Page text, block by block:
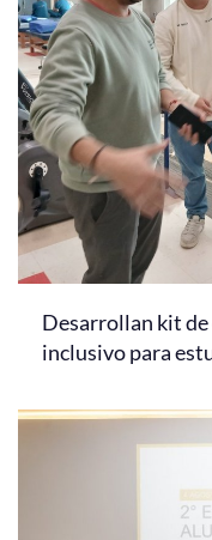
Desarrollan kit
inclusivo para